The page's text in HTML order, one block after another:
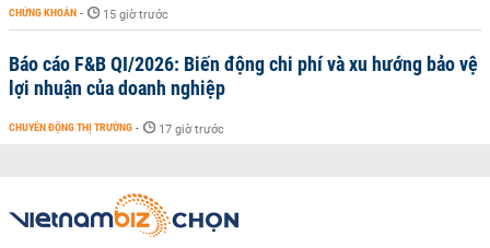
CHỨNG KHOÁN - 15 giờ trước
Báo cáo F&B QI/2026: Biến động chi phí và xu hướng bảo vệ
lợi nhuận của doanh nghiệp
CHUYỂN ĐỘNG THỊ TRƯỜNG - 17 giờ trước